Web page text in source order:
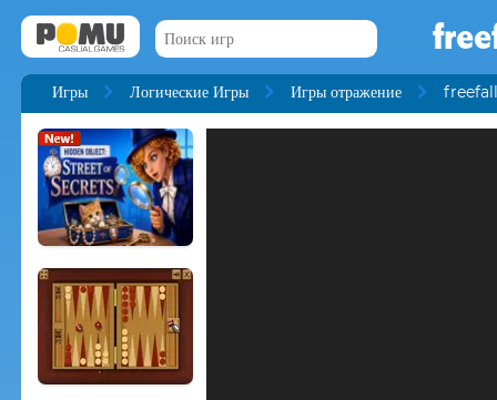
Игры Логические Игры Игры отражение freefall